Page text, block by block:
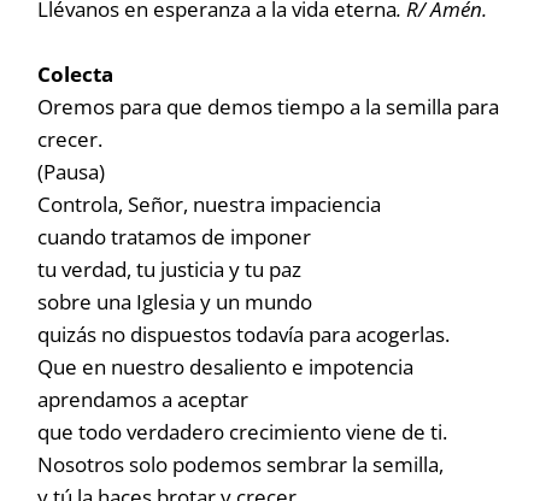
Llévanos en esperanza a la vida eterna. R/ Amén.
Colecta
Oremos para que demos tiempo a la semilla para
crecer.
(Pausa)
Controla, Señor, nuestra impaciencia
cuando tratamos de imponer
tu verdad, tu justicia y tu paz
sobre una Iglesia y un mundo
quizás no dispuestos todavía para acogerlas.
Que en nuestro desaliento e impotencia
aprendamos a aceptar
que todo verdadero crecimiento viene de ti.
Nosotros solo podemos sembrar la semilla,